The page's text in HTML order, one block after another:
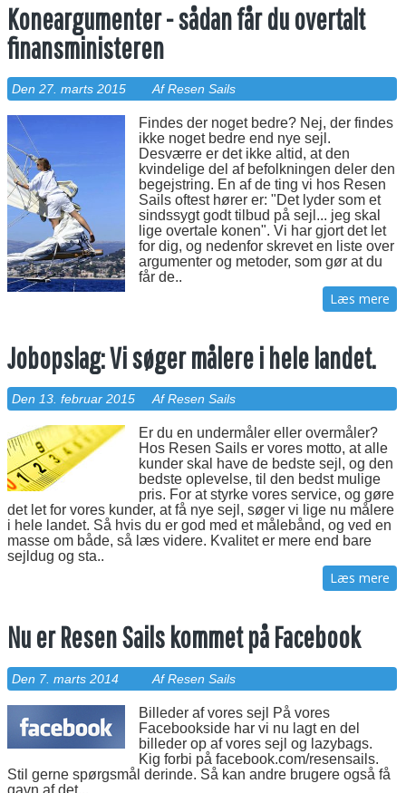
Koneargumenter - sådan får du overtalt
finansministeren
Den 27. marts 2015 Af Resen Sails
Findes der noget bedre? Nej, der findes
ikke noget bedre end nye sejl.
Desværre er det ikke altid, at den
kvindelige del af befolkningen deler den
begejstring. En af de ting vi hos Resen
Sails oftest hører er: "Det lyder som et
sindssygt godt tilbud på sejl... jeg skal
lige overtale konen". Vi har gjort det let
for dig, og nedenfor skrevet en liste over
argumenter og metoder, som gør at du
får de..
Læs mere
Jobopslag: Vi søger målere i hele landet.
Den 13. februar 2015 Af Resen Sails
Er du en undermåler eller overmåler?
Hos Resen Sails er vores motto, at alle
kunder skal have de bedste sejl, og den
bedste oplevelse, til den bedst mulige
pris. For at styrke vores service, og gøre
det let for vores kunder, at få nye sejl, søger vi lige nu målere
i hele landet. Så hvis du er god med et målebånd, og ved en
masse om både, så læs videre. Kvalitet er mere end bare
sejldug og sta..
Læs mere
Nu er Resen Sails kommet på Facebook
Den 7. marts 2014 Af Resen Sails
Billeder af vores sejl På vores
Facebookside har vi nu lagt en del
billeder op af vores sejl og lazybags.
Kig forbi på facebook.com/resensails.
Stil gerne spørgsmål derinde. Så kan andre brugere også få
gavn af det...